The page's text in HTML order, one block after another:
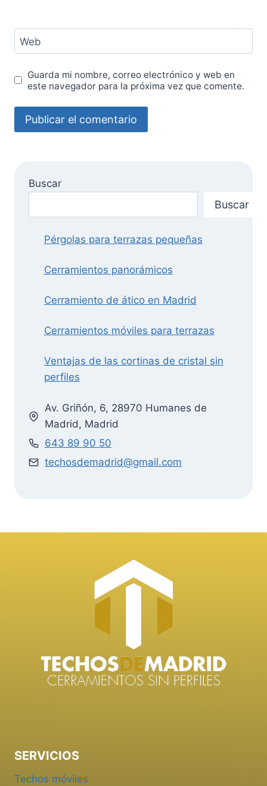
Web
Guarda mi nombre, correo electrónico y web en
este navegador para la próxima vez que comente.
Buscar
Buscar
Pérgolas para terrazas pequeñas
Cerramientos panorámicos
Cerramiento de ático en Madrid
Cerramientos móviles para terrazas
Ventajas de las cortinas de cristal sin
perfiles
Av. Griñón, 6, 28970 Humanes de
Madrid, Madrid
643 89 90 50
techosdemadrid@gmail.com
SERVICIOS
Techos móviles